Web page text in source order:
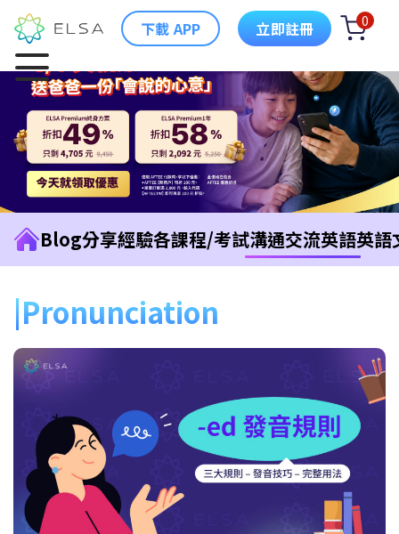
下載 APP 立即註冊 0
Blog分享經驗各課程/考試溝通交流英語英語
Pronunciation